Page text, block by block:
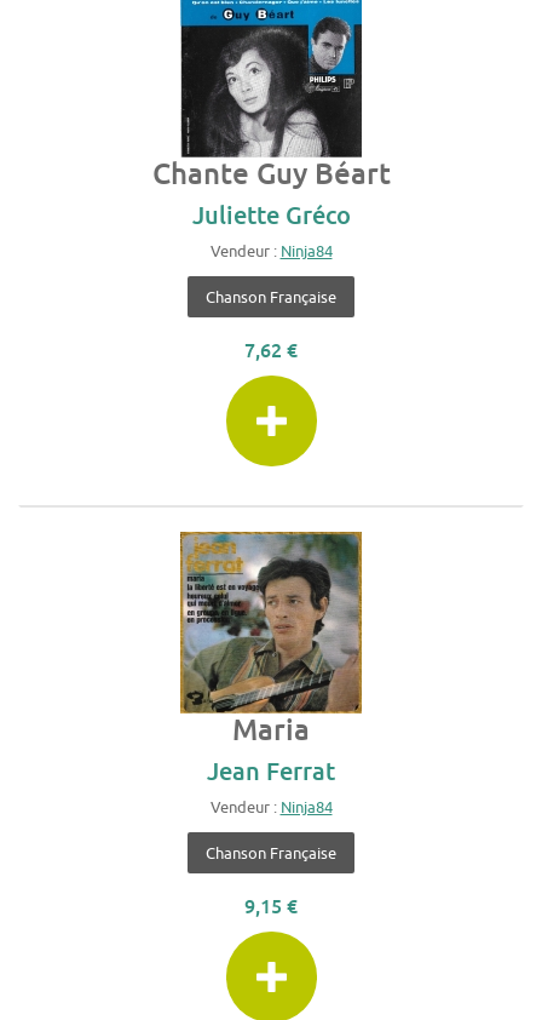
Chante Guy Béart
Juliette Gréco
Vendeur : Ninja84
Chanson Française
7,62 €
Maria
Jean Ferrat
Vendeur : Ninja84
Chanson Française
9,15 €